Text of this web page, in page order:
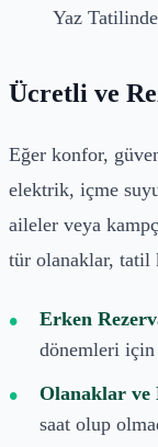
Yaz
Ücretli ve
Eğer konfor,
elektrik, içme
aileler veya
tür olanaklar, tatil
Erken
dönemleri için
Olanaklar ve
saat olup